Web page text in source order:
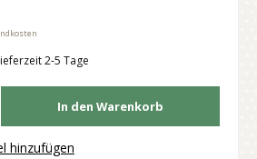
2-5 Tage
In den Warenkorb
hinzufügen